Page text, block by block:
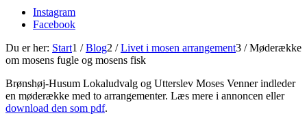
Instagram
Facebook
Du er her: Start1 / Blog2 / Livet i mosen arrangement3 / Møderække
om mosens fugle og mosens fisk
Brønshøj-Husum Lokaludvalg og Utterslev Moses Venner indleder
en møderække med to arrangementer. Læs mere i annoncen eller
download den som pdf.